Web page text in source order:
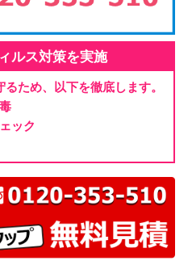
ルス対策を実施
ため、以下を徹底します。
ック